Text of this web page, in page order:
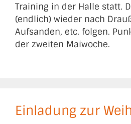
Training in der Halle statt.
(endlich) wieder nach
Aufsanden, etc. folgen.
der zweiten Maiwoche.
Einladung zur